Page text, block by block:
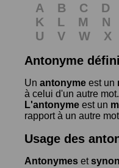
A B C D
K
L M N
U
V W X
Antonyme
Un antonyme est un
à celui d'un autre mot.
L'antonyme est un
rapport à un autre
Usage des
Antonymes et